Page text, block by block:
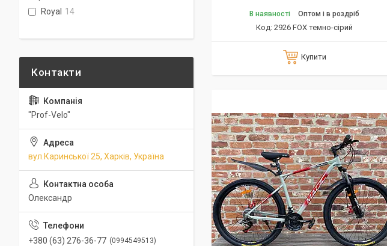
В наявності Оптом і в роздріб
2926 FOX темно-сірий
Купити
Royal
14
"Prof-Velo"
вул.Каринської 25, Харків, Україна
Олександр
+380 (63) 276-36-77 0994549513